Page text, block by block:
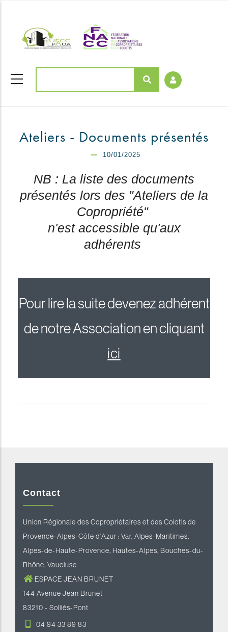
contenu
principal
Ateliers - Documents présentés
10/01/2025
NB : La liste des documents
présentés lors des "Ateliers de la
Copropriété"
n'est accessible qu'aux
adhérents
Pour lire la suite devenez adhérent
de notre Association en cliquant
ici
Contact
Union Régionale des Copropriétaires et des Colotis de
Provence-Alpes-Côte d'Azur : Var, Alpes-Maritimes,
Alpes-de-Haute-Provence, Hautes-Alpes, Bouches-du-
Rhône, Vaucluse
ESPACE JEAN BRUNET
144 Avenue Jean Brunet
83210 - Solliès-Pont
04 94 33 89 83
reddit downloaderColoriage à Imprimerhoroscope love